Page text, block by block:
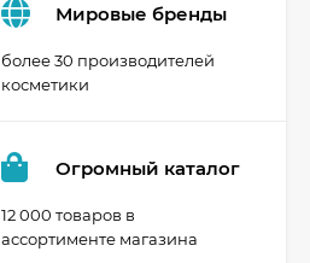
Мировые бренды
более 30 производителей
косметики
Огромный каталог
12 000 товаров в
ассортименте магазина